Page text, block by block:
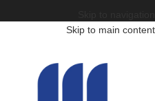
Skip to main content
محصولات / کتاب بزرگسال